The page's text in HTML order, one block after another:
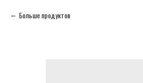
Больше продуктов